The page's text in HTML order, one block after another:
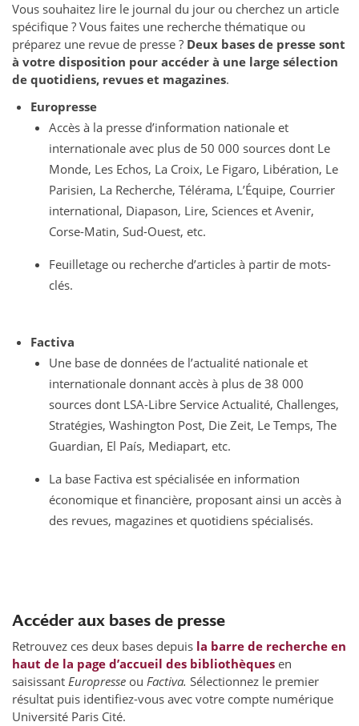
Vous souhaitez lire le journal du jour ou cherchez un article
spécifique ? Vous faites une recherche thématique ou
préparez une revue de presse ? Deux bases de presse sont
à votre disposition pour accéder à une large sélection
de quotidiens, revues et magazines.
Europresse
Accès à la presse d’information nationale et
internationale avec plus de 50 000 sources dont Le
Monde, Les Echos, La Croix, Le Figaro, Libération, Le
Parisien, La Recherche, Télérama, L’Équipe, Courrier
international, Diapason, Lire, Sciences et Avenir,
Corse-Matin, Sud-Ouest, etc.
Feuilletage ou recherche d’articles à partir de mots-
clés.
Factiva
Une base de données de l’actualité nationale et
internationale donnant accès à plus de 38 000
sources dont LSA-Libre Service Actualité, Challenges,
Stratégies, Washington Post, Die Zeit, Le Temps, The
Guardian, El País, Mediapart, etc.
La base Factiva est spécialisée en information
économique et financière, proposant ainsi un accès à
des revues, magazines et quotidiens spécialisés.
Accéder aux bases de presse
Retrouvez ces deux bases depuis la barre de recherche en
haut de la page d’accueil des bibliothèques en
saisissant Europresse ou Factiva. Sélectionnez le premier
résultat puis identifiez-vous avec votre compte numérique
Université Paris Cité.